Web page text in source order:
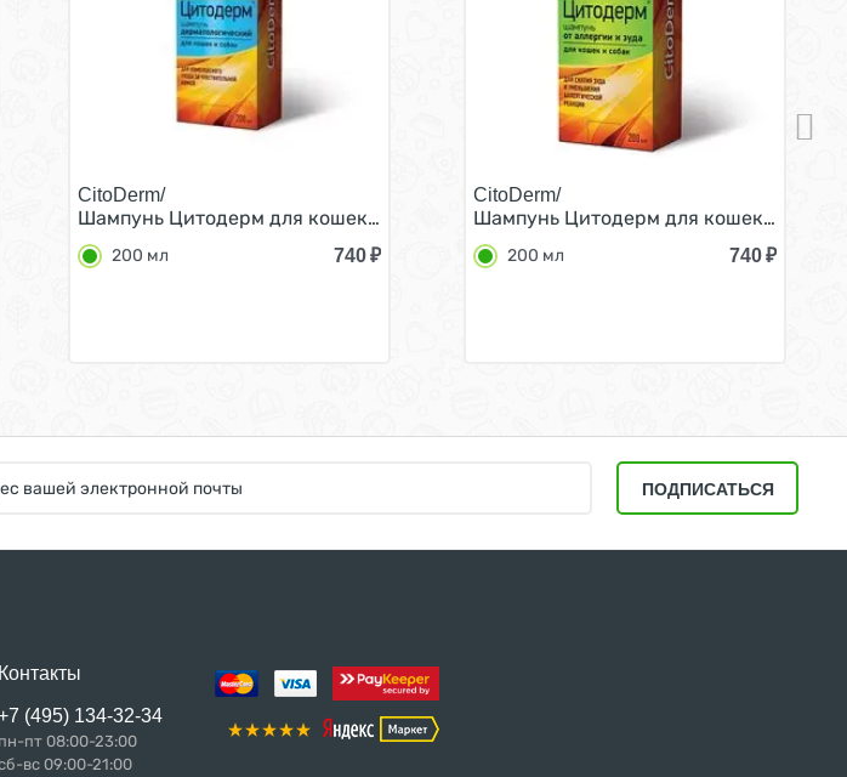
для собак весом 30-60 кг 1 х 4 шт
CitoDerm/
Шампунь Цитодерм для кошек и собак с Чувствительной кожей
200 мл 740₽
CitoDerm/
Шампунь Цитодерм для кошек и собак
200 мл 740₽
ПОДПИСАТЬСЯ
Контакты
(495) 134-32-34
пн-пт 08:00-23:00
вс 09:00-21:00